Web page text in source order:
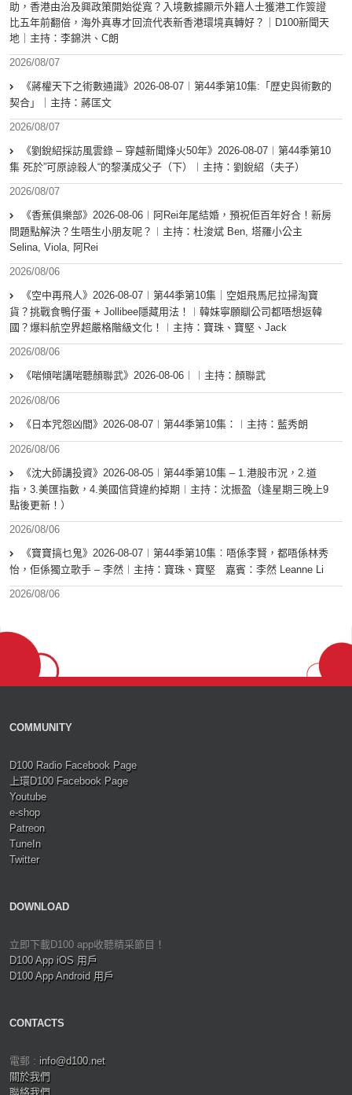
助，香港由治及興政策開始從寬？入境數據顯示外籍人士獲港工作簽證
比五年前翻倍，海外真專才回流代表新香港環境真轉好？｜D100新聞天
地｜主持：李錦洪、C朗
2026/08/07
《蔣權天下之術數通識》2026-08-07︱第44季第10集:「歴史與術數的
契合」｜主持：蔣匡文
2026/08/07
《劉銳紹採訪風雲錄 – 穿越新聞烽火50年》2026-08-07︱第44季第10
集 死於”可原諒殺人“的黎漢成父子（下）︱主持：劉銳紹（夫子）
2026/08/07
《香蕉俱樂部》2026-08-06︱阿Rei年尾結婚，預祝佢百年好合！新房
問題點解決？生唔生小朋友呢？︱主持：杜浚斌 Ben, 塔羅小公主
Selina, Viola, 阿Rei
2026/08/06
《空中再飛人》2026-08-07︱第44季第10集｜空姐飛馬尼拉掃淘寶
貨？挑戰食鴨仔蛋 + Jollibee隱藏用法！︱韓妹寧願瞓公司都唔想返韓
國？爆料航空界超嚴格階級文化！︱主持：寶珠、寶堅、Jack
2026/08/06
《啱傾啱講啱聽顏聯武》2026-08-06︱︱主持：顏聯武
2026/08/06
《日本咒怨凶間》2026-08-07︱第44季第10集：︱主持：藍秀朗
2026/08/06
《沈大師講投資》2026-08-05︱第44季第10集 – 1.港股市況，2.道
指，3.美匯指數，4.美國信貸違約掉期︱主持：沈振盈（逢星期三晚上9
點後更新！）
2026/08/06
《寶寶搞乜鬼》2026-08-07︱第44季第10集︰唔係李賢，都唔係林秀
怡，佢係獨立歌手 – 李然︱主持：寶珠、寶堅 嘉賓：李然 Leanne Li
2026/08/06
COMMUNITY
D100 Radio Facebook Page
上環D100 Facebook Page
Youtube
e-shop
Patreon
TuneIn
Twitter
DOWNLOAD
立即下載D100 app收聽精采節目！
D100 App iOS 用戶
D100 App Android 用戶
CONTACTS
電郵 : info@d100.net
關於我們
聯絡我們